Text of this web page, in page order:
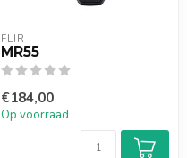
FLIR
MR55
€184,00
Op voorraad